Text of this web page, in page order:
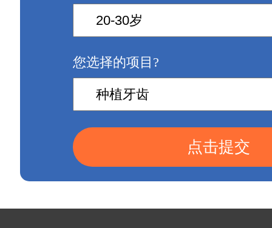
您选择的项目?
点击提交